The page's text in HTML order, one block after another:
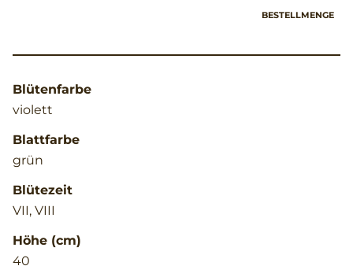
BESTELLMENGE
Blütenfarbe
violett
Blattfarbe
grün
Blütezeit
VII, VIII
Höhe (cm)
40